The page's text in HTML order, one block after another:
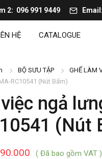
2 096 991 9449 Email
HỆ CATALOGUE
BỘ SƯU TẬP GHẾ LÀM
RC10541 (Nút Bấm)
ngả
(Nút
( Đã bao gồm VAT )